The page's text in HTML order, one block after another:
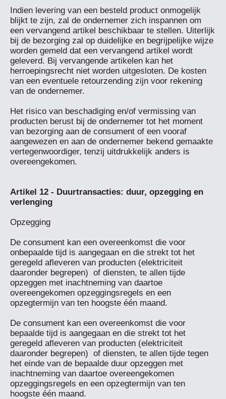
Indien levering van een besteld product onmogelijk
blijkt te zijn, zal de ondernemer zich inspannen om
een vervangend artikel beschikbaar te stellen. Uiterlijk
bij de bezorging zal op duidelijke en begrijpelijke wijze
worden gemeld dat een vervangend artikel wordt
geleverd. Bij vervangende artikelen kan het
herroepingsrecht niet worden uitgesloten. De kosten
van een eventuele retourzending zijn voor rekening
van de ondernemer.
Het risico van beschadiging en/of vermissing van
producten berust bij de ondernemer tot het moment
van bezorging aan de consument of een vooraf
aangewezen en aan de ondernemer bekend gemaakte
vertegenwoordiger, tenzij uitdrukkelijk anders is
overeengekomen.
Artikel 12 - Duurtransacties: duur, opzegging en
Opzegging
De consument kan een overeenkomst die voor
onbepaalde tijd is aangegaan en die strekt tot het
geregeld afleveren van producten (elektriciteit
daaronder begrepen)  of diensten, te allen tijde
opzeggen met inachtneming van daartoe
overeengekomen opzeggingsregels en een
opzegtermijn van ten hoogste één maand.
De consument kan een overeenkomst die voor
bepaalde tijd is aangegaan en die strekt tot het
geregeld afleveren van producten (elektriciteit
daaronder begrepen)  of diensten, te allen tijde tegen
het einde van de bepaalde duur opzeggen met
inachtneming van daartoe overeengekomen
opzeggingsregels en een opzegtermijn van ten
hoogste één maand.